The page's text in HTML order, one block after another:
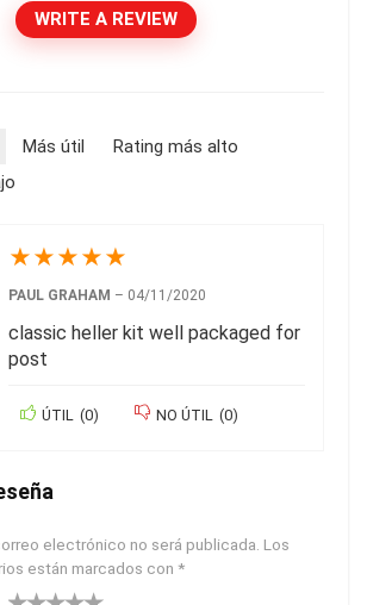
WRITE A REVIEW
Más útil
Rating más alto
★★★★★
PAUL GRAHAM – 04/11/2020
classic heller kit well packaged for
post
ÚTIL (0) NO ÚTIL (0)
electrónico no será publicada. Los
están marcados con *